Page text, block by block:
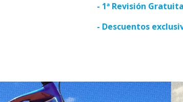
- 1ª Revisión Gratuita
- Descuentos